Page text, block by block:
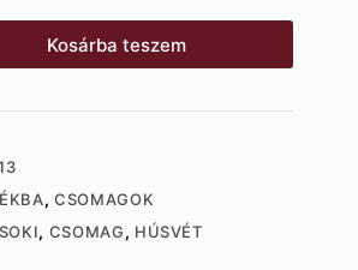
Kosárba teszem
, CSOMAGOK
, CSOMAG, HÚSVÉT